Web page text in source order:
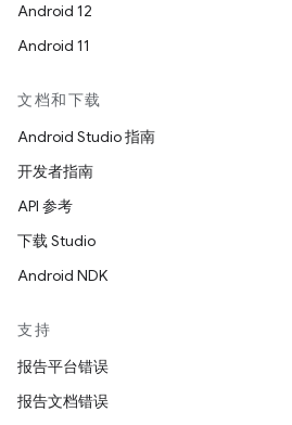
Android 12
Android 11
文档和下载
Android Studio 指南
开发者指南
API 参考
下载 Studio
Android NDK
支持
报告平台错误
报告文档错误